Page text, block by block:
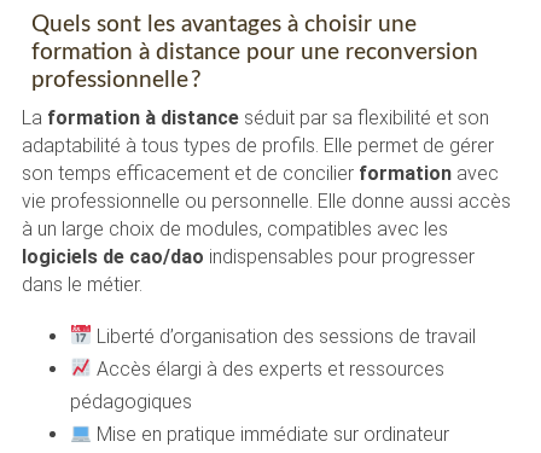
Quels sont les avantages à choisir une
formation à distance pour une reconversion
professionnelle ?
La formation à distanceséduit par sa flexibilité et son
adaptabilité à tous types de profils. Elle permet de gérer
son temps efficacement et de concilier formationavec
vie professionnelle ou personnelle. Elle donne aussi accès
à un large choix de modules, compatibles avec les
logiciels de cao/dao indispensables pour progresser
dans le métier.
Liberté d’organisation des sessions de travail
Accès élargi à des experts et ressources
pédagogiques
Mise en pratique immédiate sur ordinateur